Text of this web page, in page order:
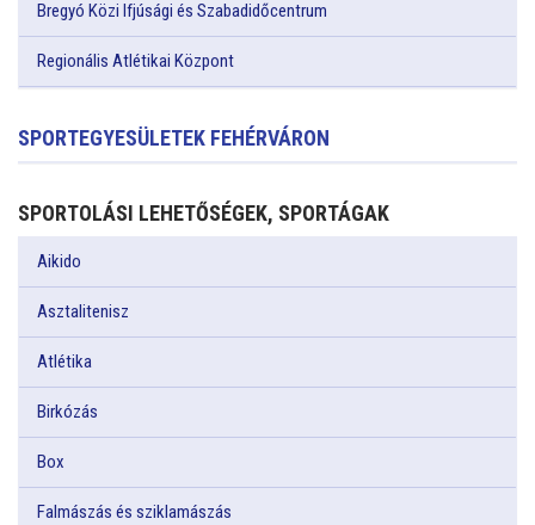
Bregyó Közi Ifjúsági és Szabadidőcentrum
Regionális Atlétikai Központ
SPORTEGYESÜLETEK FEHÉRVÁRON
SPORTOLÁSI LEHETŐSÉGEK, SPORTÁGAK
Aikido
Asztalitenisz
Atlétika
Birkózás
Box
Falmászás és sziklamászás